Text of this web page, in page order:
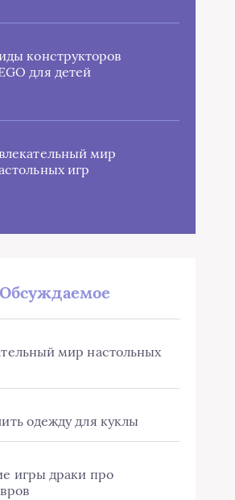
конструкторов
для детей
мир
игр
Обсуждаемое
мир настольных
одежду для куклы
игры драки про